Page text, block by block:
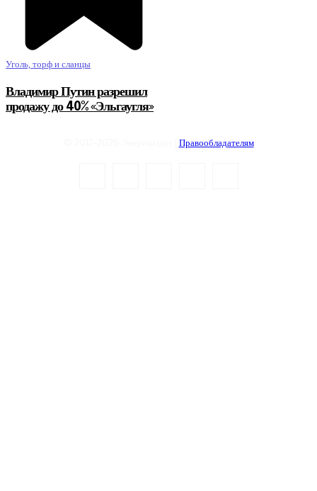
Уголь, торф и сланцы
Владимир Путин разрешил
продажу до 40% «Эльгаугля»
Правообладателям